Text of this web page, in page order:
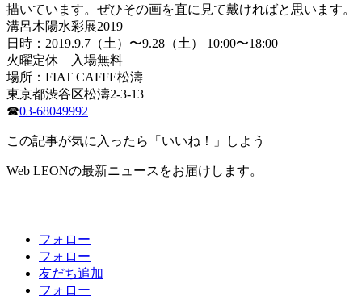
描いています。ぜひその画を直に見て戴ければと思います。
溝呂木陽水彩展2019
日時：2019.9.7（土）〜9.28（土） 10:00〜18:00
火曜定休 入場無料
場所：FIAT CAFFE松濤
東京都渋谷区松濤2-3-13
☎03-68049992
この記事が気に入ったら「いいね！」しよう
Web LEONの最新ニュースをお届けします。
フォロー
フォロー
友だち追加
フォロー